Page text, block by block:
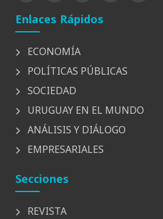
Enlaces Rápidos
ECONOMÍA
POLÍTICAS PÚBLICAS
SOCIEDAD
URUGUAY EN EL MUNDO
ANÁLISIS Y DIÁLOGO
EMPRESARIALES
Secciones
REVISTA